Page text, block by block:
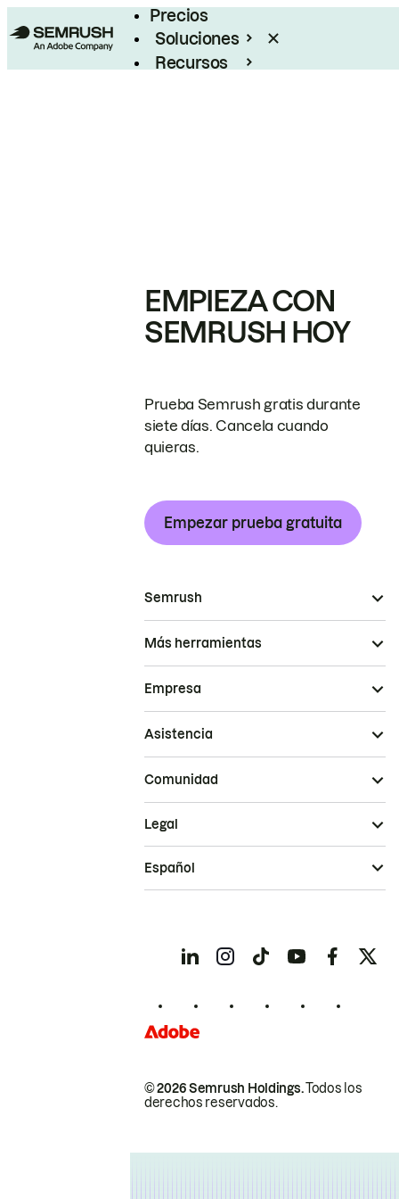
Precios
Soluciones
Recursos
EMPIEZA CON
SEMRUSH HOY
Prueba Semrush gratis durante
siete días. Cancela cuando
quieras.
Empezar prueba gratuita
Semrush
Más herramientas
Empresa
Asistencia
Comunidad
© 2026 Semrush Holdings.Todos los
derechos reservados.
Legal
Español